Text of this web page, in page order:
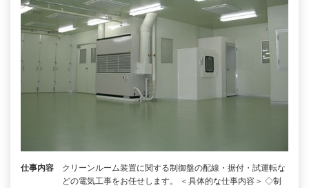
仕事内容
クリーンルーム装置に関する制御盤の配線・据付・試運転な
どの電気工事をお任せします。 ＜具体的な仕事内容＞ ◇制